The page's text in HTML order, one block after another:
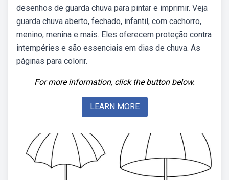
desenhos de guarda chuva para pintar e imprimir. Veja
guarda chuva aberto, fechado, infantil, com cachorro,
menino, menina e mais. Eles oferecem proteção contra
intempéries e são essenciais em dias de chuva. As
páginas para colorir.
For more information, click the button below.
LEARN MORE